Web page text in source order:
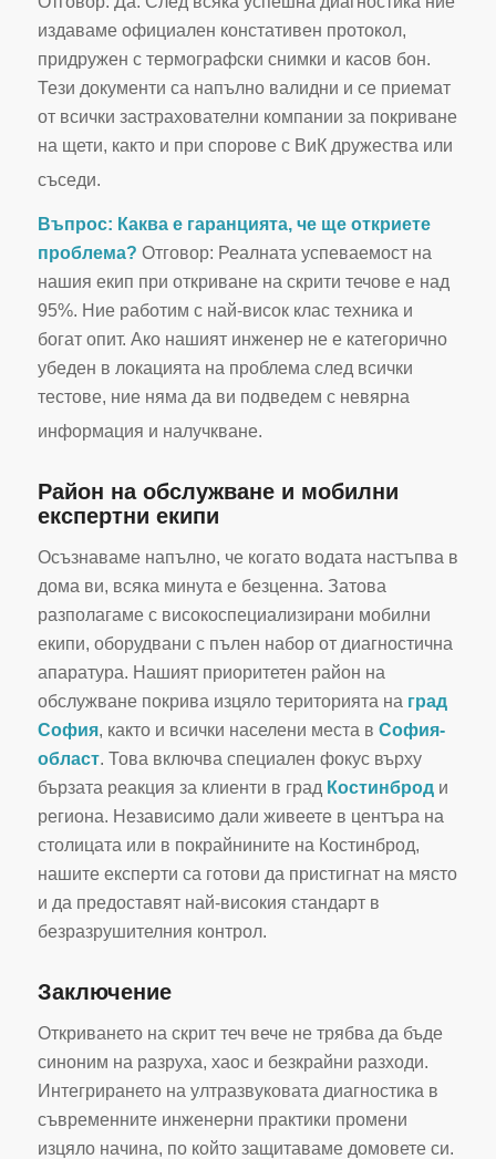
издаваме официален констативен протокол,
придружен с термографски снимки и касов бон.
Тези документи са напълно валидни и се приемат
от всички застрахователни компании за покриване
на щети, както и при спорове с ВиК дружества или
съседи.
Въпрос: Каква е гаранцията, че ще откриете
проблема? Отговор: Реалната успеваемост на
нашия екип при откриване на скрити течове е над
95%. Ние работим с най-висок клас техника и
богат опит. Ако нашият инженер не е категорично
убеден в локацията на проблема след всички
тестове, ние няма да ви подведем с невярна
информация и налучкване.
Район на обслужване и мобилни
експертни екипи
Осъзнаваме напълно, че когато водата настъпва в
дома ви, всяка минута е безценна. Затова
разполагаме с високоспециализирани мобилни
екипи, оборудвани с пълен набор от диагностична
апаратура. Нашият приоритетен район на
обслужване покрива изцяло територията на град
София, както и всички населени места в София-
област. Това включва специален фокус върху
бързата реакция за клиенти в град Костинброди
региона. Независимо дали живеете в центъра на
столицата или в покрайнините на Костинброд,
нашите експерти са готови да пристигнат на място
и да предоставят най-високия стандарт в
безразрушителния контрол.
Заключение
Откриването на скрит теч вече не трябва да бъде
синоним на разруха, хаос и безкрайни разходи.
Интегрирането на ултразвуковата диагностика в
съвременните инженерни практики промени
изцяло начина, по който защитаваме домовете си.